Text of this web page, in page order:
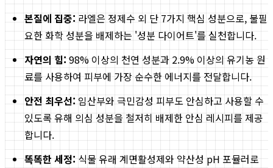
본질에 집중: 라엘은 정제수 외 단 7가지 핵심 성분으로, 불필
요한 화학 성분을 배제하는 '성분 다이어트'를 실천합니다.
자연의 힘: 98% 이상의 천연 성분과 2.9% 이상의 유기농 원
료를 사용하여 피부에 가장 순수한 에너지를 전달합니다.
안전 최우선: 임산부와 극민감성 피부도 안심하고 사용할 수
있도록 유해 의심 성분을 철저히 배제한 안심 레시피를 제공
합니다.
똑똑한 세정: 식물 유래 계면활성제와 약산성 pH 포뮬러로